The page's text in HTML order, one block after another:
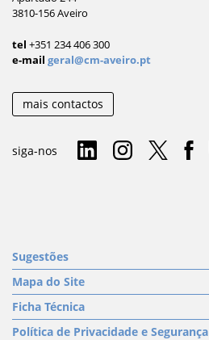
3810-156 Aveiro
tel +351 234 406 300
e-mail geral@cm-aveiro.pt
mais contactos
siga-nos
Sugestões
Mapa do Site
Ficha Técnica
Política de Privacidade e Segurança